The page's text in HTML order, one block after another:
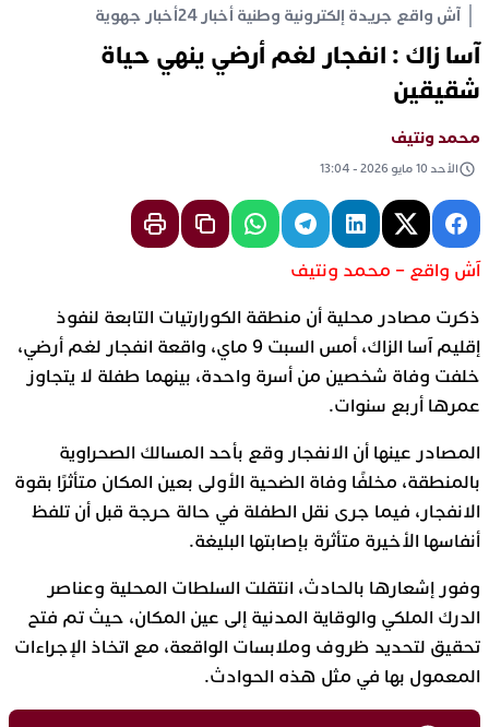
آش واقع جريدة إلكترونية وطنية أخبار 24 أخبار جهوية
آسا زاك : انفجار لغم أرضي ينهي حياة
شقيقين
محمد ونتيف
الأحد 10 مايو 2026 - 13:04
آش واقع – محمد ونتيف
ذكرت مصادر محلية أن منطقة الكورارتيات التابعة لنفوذ
إقليم آسا الزاك، أمس السبت 9 ماي، واقعة انفجار لغم أرضي،
خلفت وفاة شخصين من أسرة واحدة، بينهما طفلة لا يتجاوز
عمرها أربع سنوات.
المصادر عينها أن الانفجار وقع بأحد المسالك الصحراوية
بالمنطقة، مخلفًا وفاة الضحية الأولى بعين المكان متأثرًا بقوة
الانفجار، فيما جرى نقل الطفلة في حالة حرجة قبل أن تلفظ
أنفاسها الأخيرة متأثرة بإصابتها البليغة.
وفور إشعارها بالحادث، انتقلت السلطات المحلية وعناصر
الدرك الملكي والوقاية المدنية إلى عين المكان، حيث تم فتح
تحقيق لتحديد ظروف وملابسات الواقعة، مع اتخاذ الإجراءات
المعمول بها في مثل هذه الحوادث.